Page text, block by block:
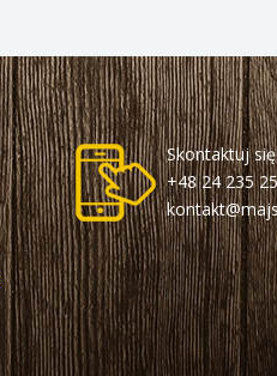
Skontaktuj
+48 24 235